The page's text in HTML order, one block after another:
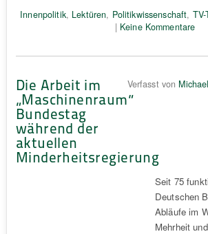
Innenpolitik, Lektüren, Politikwissenschaft,
| Keine Kommentare
Die Arbeit im
„Maschinenraum“
Bundestag
während der
aktuellen
Minderheitsregierung
Verfasst von
Seit 75
Deutschen
Abläufe im
Mehrheit